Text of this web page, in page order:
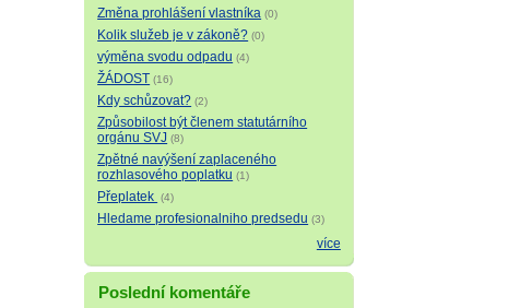
Změna prohlášení vlastníka (0)
Kolik služeb je v zákoně? (0)
výměna svodu odpadu (4)
ŽÁDOST (16)
Kdy schůzovat? (2)
Způsobilost být členem statutárního
orgánu SVJ (8)
Zpětné navýšení zaplaceného
rozhlasového poplatku (1)
Přeplatek (4)
Hledame profesionalniho predsedu (3)
více
Poslední komentáře